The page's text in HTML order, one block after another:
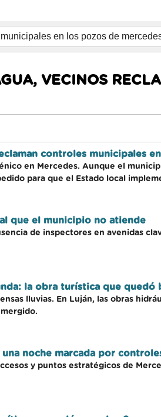
VECINOS
controles municipales
en Mercedes. Aunque el
para que el Estado local
que el municipio no atiende
de inspectores en avenidas
la obra turística que quedó
lluvias. En Luján, las obras
noche marcada por
y puntos estratégicos de